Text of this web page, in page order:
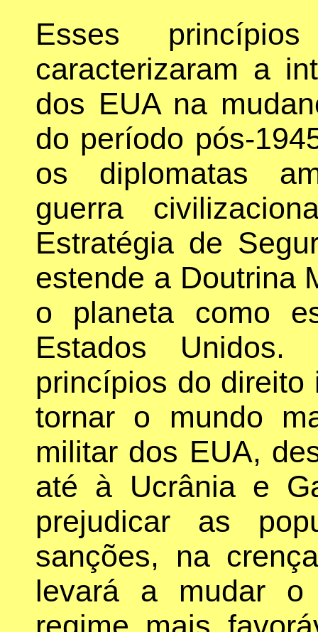
Esses
caracterizaram a
dos EUA na
do período pós-
os diplomatas
guerra
Estratégia de
estende a Doutrina
o planeta como
Estados
princípios do direito
tornar o mundo
militar dos EUA,
até à Ucrânia e
prejudicar as
sanções, na
levará a mudar